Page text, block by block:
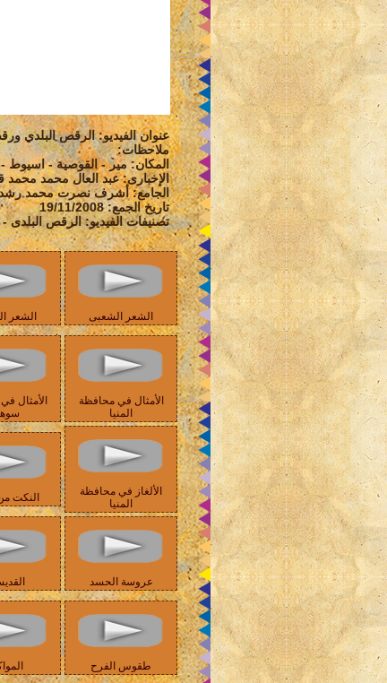
عنوان الفيديو: الرقص البلدي
ملاحظات:
المكان: مير - القوصية -
الإخبارى: عبد العال محمد
الجامع: أشرف نصرت محمد
تاريخ الجمع: 19/11/2008
تصنيفات الفيديو: الرقص
الشعر الشعبى الشعر
الأمثال في محافظة
المنيا
الأمثال
الألغاز في محافظة
المنيا
النكت
عروسة الحسد
طقوس الفرح